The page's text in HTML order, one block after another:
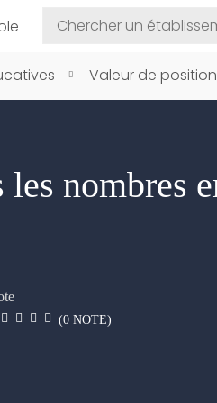
Valeur de
nombres
(0 NOTE)